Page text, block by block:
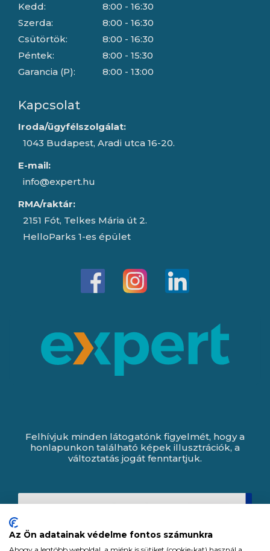
Kedd:
Szerda:
Csütörtök:
Péntek:
Garancia (P):
8:00 - 16:30
8:00 - 16:30
8:00 - 16:30
8:00 - 15:30
8:00 - 13:00
Kapcsolat
Iroda/ügyfélszolgálat:
1043 Budapest, Aradi utca 16-20.
E-mail:
info@expert.hu
RMA/raktár:
2151 Fót, Telkes Mária út 2.
HelloParks 1-es épület
Felhívjuk minden látogatónk figyelmét, hogy a
honlapunkon található képek illusztrációk, a
változtatás jogát fenntartjuk.
Az Ön adatainak védelme fontos számunkra